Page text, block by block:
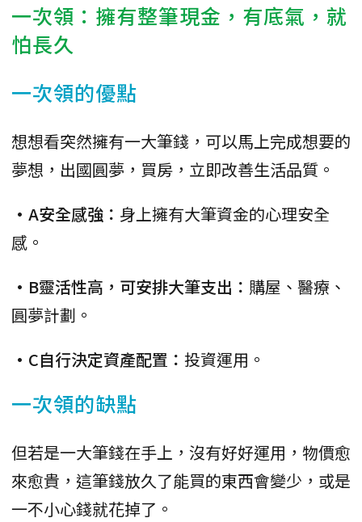
一次領：擁有整筆現金，有底氣，就
怕長久
一次領的優點
想想看突然擁有一大筆錢，可以馬上完成想要的
夢想，出國圓夢，買房，立即改善生活品質。
•A安全感強： 身上擁有大筆資金的心理安全
感。
•B靈活性高，可安排大筆支出： 購屋、醫療、
圓夢計劃。
•C自行決定資產配置： 投資運用。
一次領的缺點
但若是一大筆錢在手上，沒有好好運用，物價愈
來愈貴，這筆錢放久了能買的東西會變少，或是
一不小心錢就花掉了。